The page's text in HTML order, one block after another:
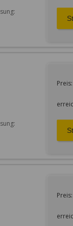
Preis:
Preis: